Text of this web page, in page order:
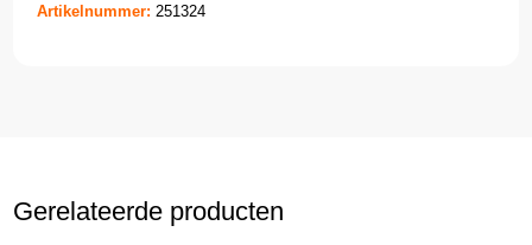
Artikelnummer: 251324
Gerelateerde producten